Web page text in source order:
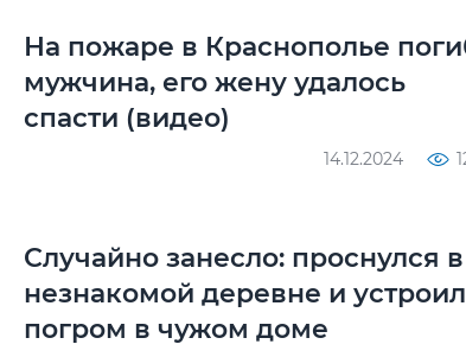
На пожаре в Краснополье
мужчина, его жену удалось
спасти (видео)
14.12.2024
Случайно занесло: проснулся в
незнакомой деревне и устроил
погром в чужом доме